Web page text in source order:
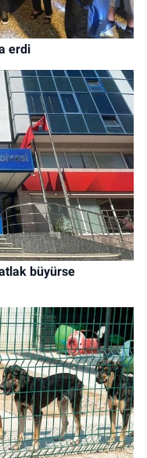
erdi
büyürse